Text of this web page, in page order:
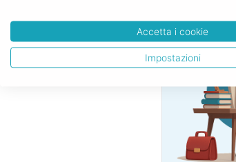
Accetta i cookie
Impostazioni